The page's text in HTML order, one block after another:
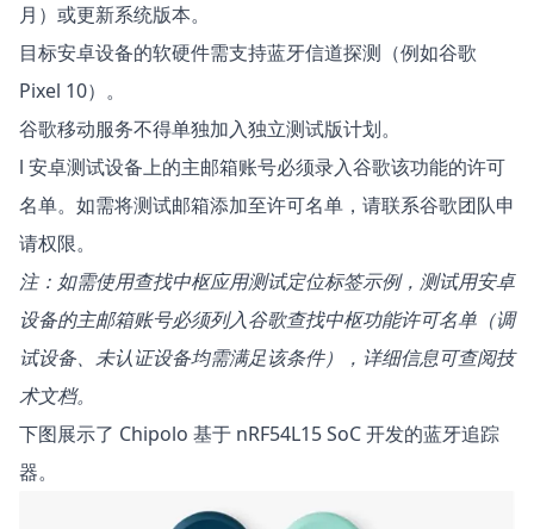
月）或更新系统版本。
目标安卓设备的软硬件需支持蓝牙信道探测（例如谷歌
Pixel 10）。
谷歌移动服务不得单独加入独立测试版计划。
l 安卓测试设备上的主邮箱账号必须录入谷歌该功能的许可
名单。如需将测试邮箱添加至许可名单，请联系谷歌团队申
请权限。
注：如需使用查找中枢应用测试定位标签示例，测试用安卓
设备的主邮箱账号必须列入谷歌查找中枢功能许可名单（调
试设备、未认证设备均需满足该条件），详细信息可查阅技
术文档。
下图展示了 Chipolo 基于 nRF54L15 SoC 开发的蓝牙追踪
器。